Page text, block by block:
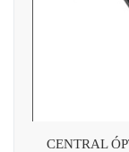
CENTRAL